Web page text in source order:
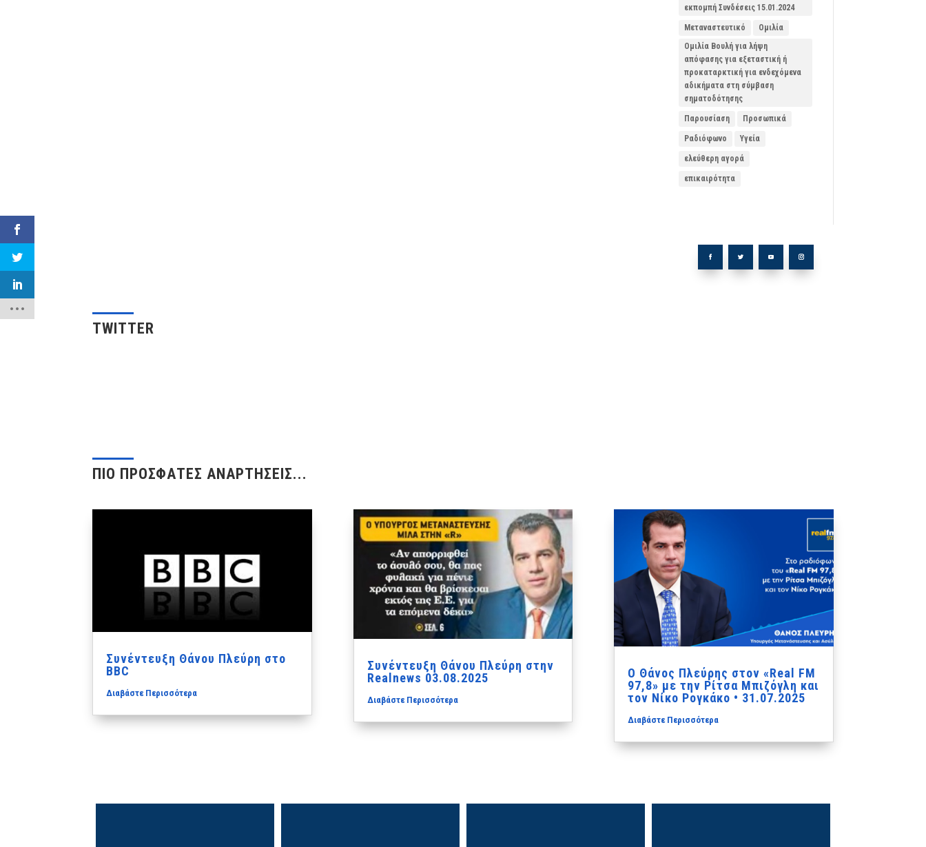
εκπομπή Συνδέσεις 15.01.2024
Μεταναστευτικό
Ομιλία
Ομιλία Βουλή για λήψη
απόφασης για εξεταστική ή
προκαταρκτική για ενδεχόμενα
αδικήματα στη σύμβαση
σηματοδότησης
Παρουσίαση Προσωπικά
Ραδιόφωνο Υγεία
ελεύθερη αγορά
επικαιρότητα
TWITTER
ΠΙΟ ΠΡΟΣΦΑΤΕΣ ΑΝΑΡΤΗΣΕΙΣ...
Συνέντευξη Θάνου Πλεύρη στο
BBC
Διαβάστε Περισσότερα
Συνέντευξη Θάνου Πλεύρη στην
Realnews 03.08.2025
Διαβάστε Περισσότερα
Ο Θάνος Πλεύρης στον «Real FM
97,8» με την Ρίτσα Μπιζόγλη και
τον Νίκο Ρογκάκο • 31.07.2025
Διαβάστε Περισσότερα